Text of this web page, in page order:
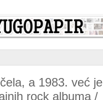
a 1983. već je
rock albuma /